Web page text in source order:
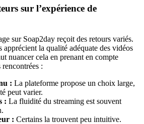
sur l’expérience de
sur Soap2day reçoit des retours variés.
la qualité adéquate des vidéos
nuancer cela en prenant en compte
:
: La plateforme propose un choix large,
peut varier.
: La fluidité du streaming est souvent
: Certains la trouvent peu intuitive.